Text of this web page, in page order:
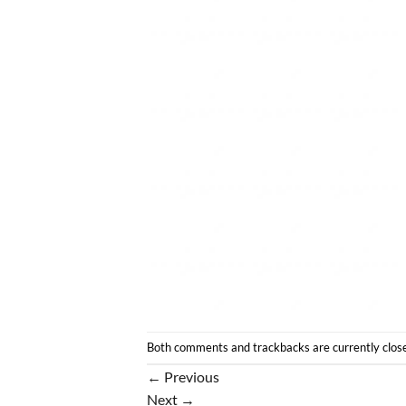
Both comments and trackbacks are currently
← Previous
Next →